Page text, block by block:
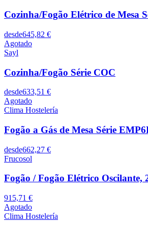
Cozinha/Fogão Elétrico de Mesa
desde645,82 €
Agotado
Sayl
Cozinha/Fogão Série COC
desde633,51 €
Agotado
Clima Hostelería
Fogão a Gás de Mesa Série
desde662,27 €
Frucosol
Fogão / Fogão Elétrico Oscilante,
915,71 €
Agotado
Clima Hostelería